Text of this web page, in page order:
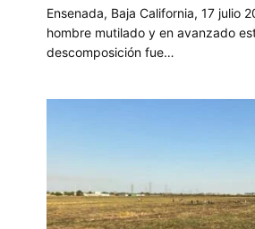
Ensenada, Baja California, 17 julio
hombre mutilado y en avanzado
descomposición fue…